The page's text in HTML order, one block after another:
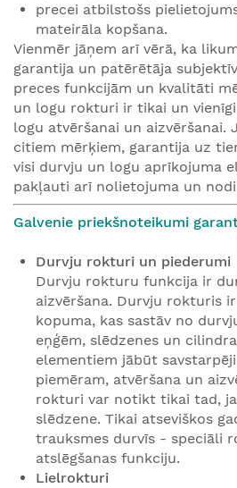
precei atbilstošs
mateirāla kopšana.
Vienmēr jāņem arī vērā, ka
garantija un patērētāja
preces funkcijām un kvalitāti
un logu rokturi ir tikai un
logu atvēršanai un
citiem mērķiem, garantija uz
visi durvju un logu aprīkojuma
pakļauti arī nolietojuma un
Galvenie priekšnoteikumi
Durvju rokturi un piederumi
Durvju rokturu funkcija ir
aizvēršana. Durvju rokturis
kopuma, kas sastāv no
eņģēm, slēdzenes un
elementiem jābūt
piemēram, atvēršana un
rokturi var notikt tikai tad,
slēdzene. Tikai atseviškos
trauksmes durvīs - speciāli
atslēgšanas funkciju.
Lielrokturi